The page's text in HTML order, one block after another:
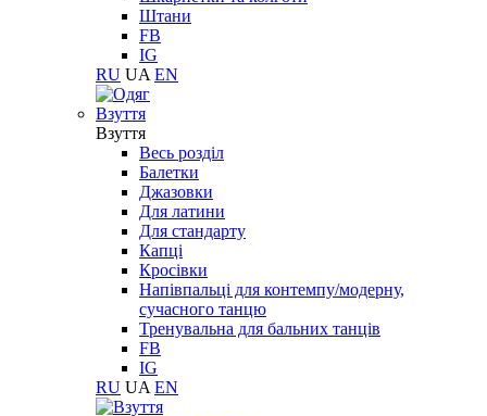
Штани
FB
IG
RU UA EN
Взуття
Взуття
Весь розділ
Балетки
Джазовки
Для латини
Для стандарту
Капці
Кросівки
Напівпальці для контемпу/модерну,
сучасного танцю
Тренувальна для бальних танців
FB
IG
RU UA EN